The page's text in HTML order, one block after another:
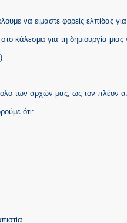
να είμαστε φορείς ελπίδας
κάλεσμα για τη δημιουργία
των αρχών μας, ως τον πλέον
ότι: